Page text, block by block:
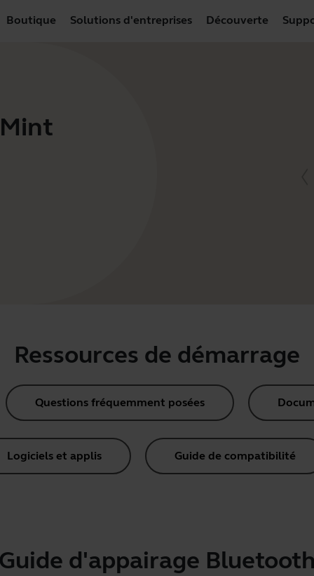
Boutique Solutions d'entreprises Découverte
Ressources de démarrage
Questions fréquemment posées
Logiciels et applis Guide de compatibilité
Guide d'appairage